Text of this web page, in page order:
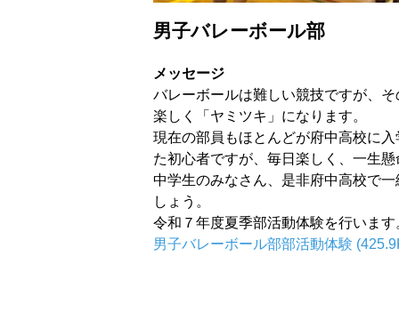
男子バレーボール部
メッセージ
バレーボールは難しい競技ですが、
楽しく「ヤミツキ」になります。
現在の部員もほとんどが府中高校に
た初心者ですが、毎日楽しく、一生
中学生のみなさん、是非府中高校で
しょう。
令和７年度夏季部活動体験を行います
男子バレーボール部部活動体験